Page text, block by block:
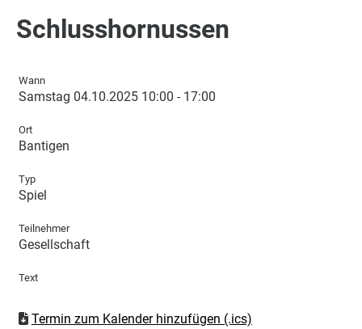
Schlusshornussen
Wann
Samstag 04.10.2025 10:00 - 17:00
Ort
Bantigen
Typ
Spiel
Teilnehmer
Gesellschaft
Text
Termin zum Kalender hinzufügen (.ics)